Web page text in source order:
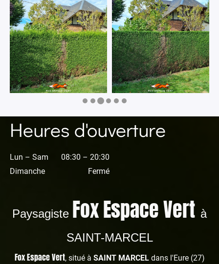
Heures d'ouverture
Lun – Sam
08:30 – 20:30
Dimanche
Fermé
Paysagiste Fox Espace Vert à
SAINT-MARCEL
Fox Espace Vert, situé à SAINT MARCELdans l'Eure (27)